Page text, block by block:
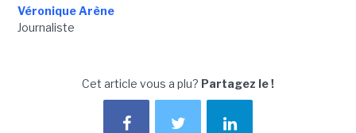
Véronique Arène
Journaliste
Cet article vous a plu? Partagez le !